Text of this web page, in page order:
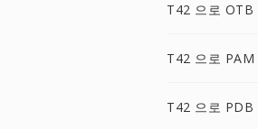
T42 으로 OTB
T42 으로 PAM
T42 으로 PDB